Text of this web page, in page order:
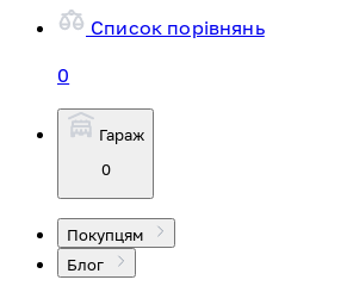
Список порівнянь
0
Гараж
0
Покупцям
Блог